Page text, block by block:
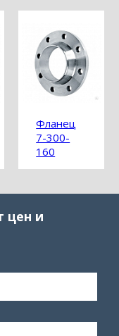
Фланец
7-300-
160
цен и